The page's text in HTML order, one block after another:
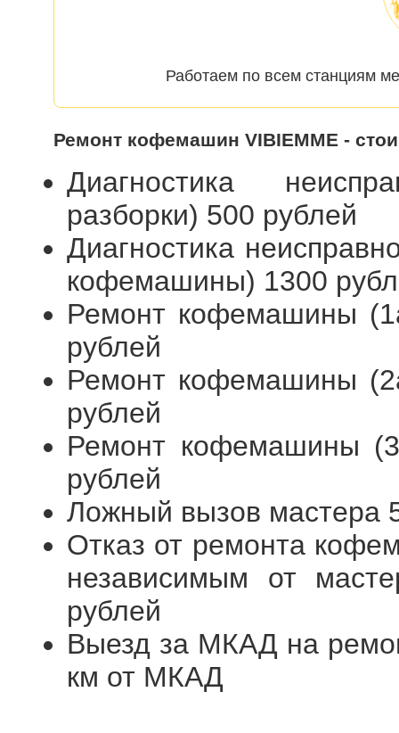
Работаем по всем станциям
Ремонт кофемашин VIBIEMME -
Диагностика
разборки) 500 рублей
Диагностика
кофемашины) 1300
Ремонт кофемашины
рублей
Ремонт кофемашины
рублей
Ремонт кофемашины
рублей
Ложный вызов мастера
Отказ от ремонта
независимым от
рублей
Выезд за МКАД на
км от МКАД